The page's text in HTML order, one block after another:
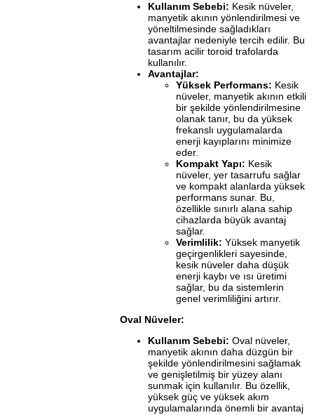
Kullanım Sebebi: Kesik nüveler,
manyetik akının yönlendirilmesi ve
yöneltilmesinde sağladıkları
avantajlar nedeniyle tercih edilir. Bu
tasarım acilir toroid trafolarda
kullanılır.
Avantajlar:
Yüksek Performans: Kesik
nüveler, manyetik akının etkili
bir şekilde yönlendirilmesine
olanak tanır, bu da yüksek
frekanslı uygulamalarda
enerji kayıplarını minimize
eder.
Kompakt Yapı: Kesik
nüveler, yer tasarrufu sağlar
ve kompakt alanlarda yüksek
performans sunar. Bu,
özellikle sınırlı alana sahip
cihazlarda büyük avantaj
sağlar.
Verimlilik: Yüksek manyetik
geçirgenlikleri sayesinde,
kesik nüveler daha düşük
enerji kaybı ve ısı üretimi
sağlar, bu da sistemlerin
genel verimliliğini artırır.
Oval Nüveler:
Kullanım Sebebi: Oval nüveler,
manyetik akının daha düzgün bir
şekilde yönlendirilmesini sağlamak
ve genişletilmiş bir yüzey alanı
sunmak için kullanılır. Bu özellik,
yüksek güç ve yüksek akım
uygulamalarında önemli bir avantaj